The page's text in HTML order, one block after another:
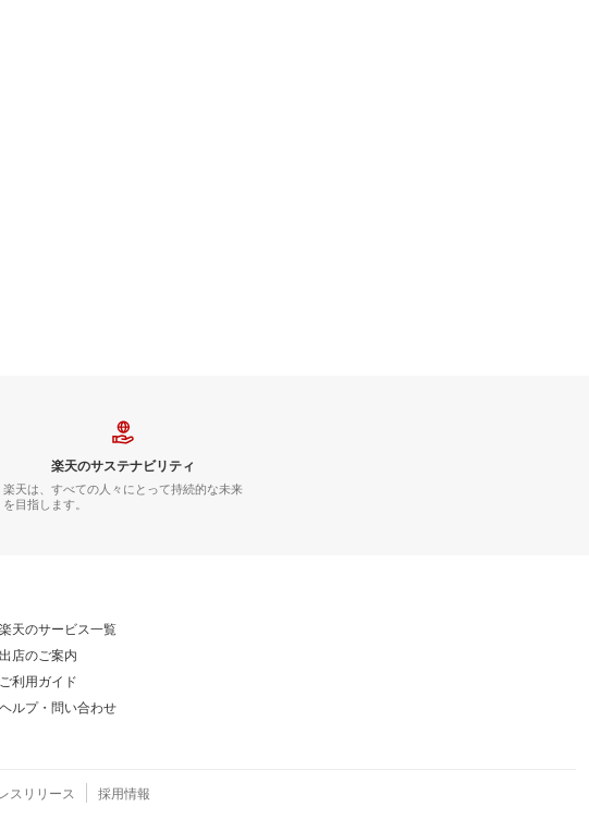
楽天のサステナビリティ
楽天は、すべての人々にとって持続的な未来
を目指します。
楽天のサービス一覧
出店のご案内
ご利用ガイド
ヘルプ・問い合わせ
スリリース 採用情報